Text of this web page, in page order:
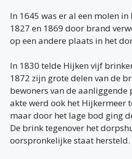
In 1645 was er al een molen in
1827 en 1869 door brand
op een andere plaats in het
In 1830 telde Hijken vijf
1872 zijn grote delen van de
bewoners van de aanliggende
akte werd ook het Hijkermeer
maar door het lage bod ging
De brink tegenover het
oorspronkelijke staat hersteld.